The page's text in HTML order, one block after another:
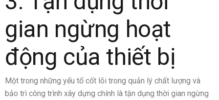
gian ngừng hoạt
động của thiết bị
Một trong những yếu tố cốt lõi trong quản lý chất lượng và
bảo trì công trình xây dựng chính là tận dụng thời gian ngừng